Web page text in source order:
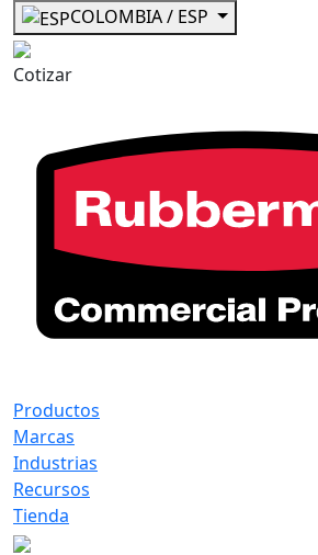
COLOMBIA / ESP
Cotizar
Productos
Marcas
Industrias
Recursos
Tienda